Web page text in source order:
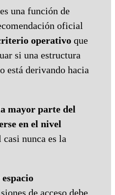
una función de
oficial
operativo que
si una estructura
está derivando hacia
mayor parte del
en el nivel
casi nunca es la
de acceso debe